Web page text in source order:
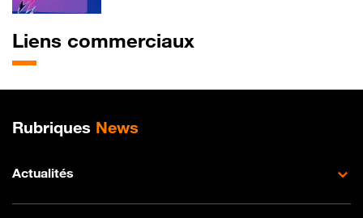
Liens commerciaux
Plan de site
Rubriques News
Actualités